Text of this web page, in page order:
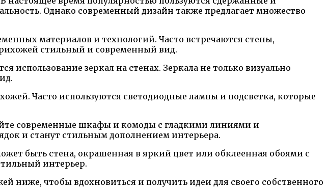
Однако современный дизайн также предлагает множество
материалов и технологий. Часто встречаются стены,
стильный и современный вид.
зеркал на стенах. Зеркала не только визуально
Часто используются светодиодные лампы и подсветка, которые
современные шкафы и комоды с гладкими линиями и
и станут стильным дополнением интерьера.
быть стена, окрашенная в яркий цвет или обклеенная обоями с
интерьер.
чтобы вдохновиться и получить идеи для своего собственного